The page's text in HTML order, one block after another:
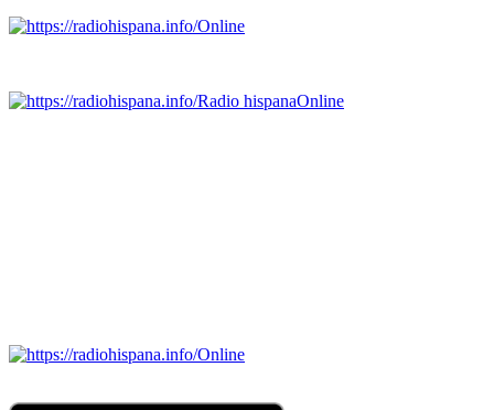
Online
Radio hispanaOnline
Online